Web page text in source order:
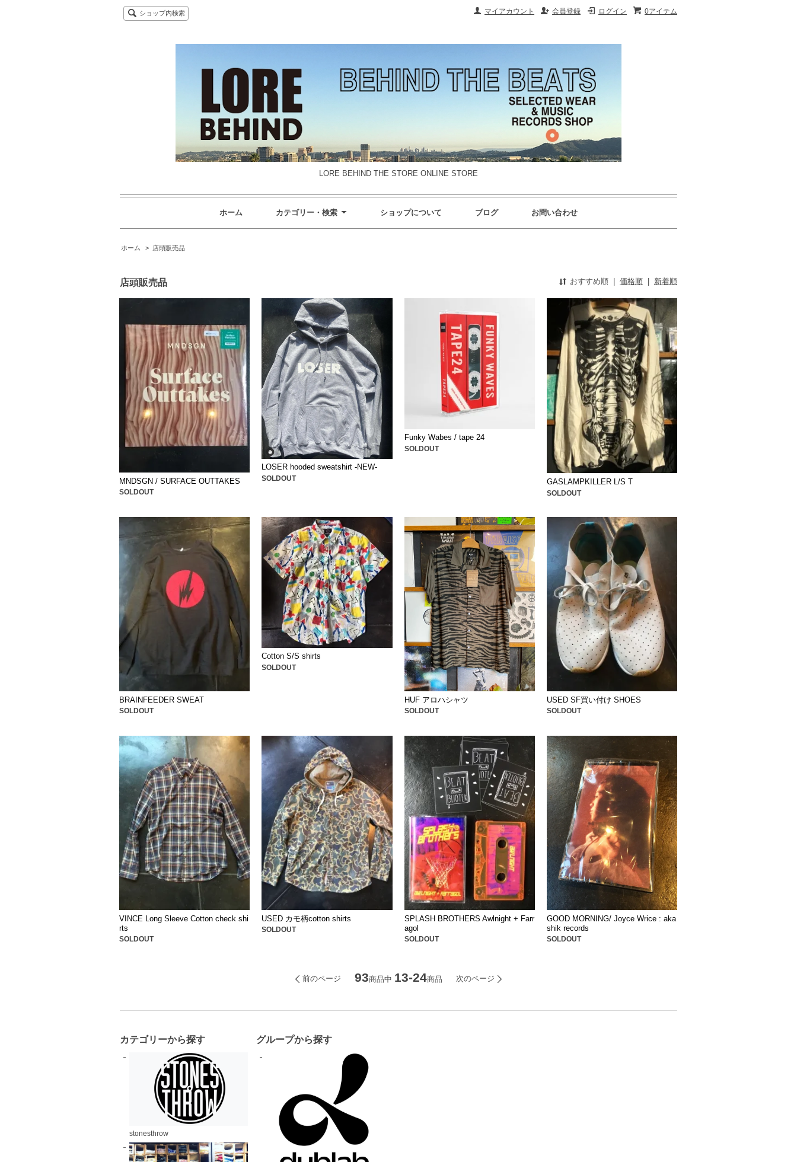
0アイテム
ログイン
会員登録
マイアカウント
ショップ内検索
LORE BEHIND THE STORE ONLINE STORE
ホーム カテゴリー・検索 ショップについて ブログ お問い合わせ
ホーム > 店頭販売品
店頭販売品 おすすめ順 価格順 新着順
MNDSGN / SURFACE OUTTAKES
SOLDOUT
LOSER hooded sweatshirt -NEW-
SOLDOUT
Funky Wabes / tape 24
SOLDOUT
GASLAMPKILLER L/S T
SOLDOUT
BRAINFEEDER SWEAT
SOLDOUT
Cotton S/S shirts
SOLDOUT
HUF アロハシャツ
SOLDOUT
USED SF買い付け SHOES
SOLDOUT
VINCE Long Sleeve Cotton check shi
rts
SOLDOUT
USED カモ柄cotton shirts
SOLDOUT
SPLASH BROTHERS Awlnight + Farr
agol
SOLDOUT
GOOD MORNING/ Joyce Wrice : aka
shik records
SOLDOUT
前のページ 93商品中 13-24商品 次のページ
カテゴリーから探す
stonesthrow
グループから探す